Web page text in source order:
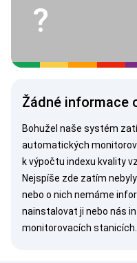
?
Žádné informace
Bohužel naše systém
automatických
k výpočtu indexu kvality
Nejspíše zde zatím
nebo o nich nemáme
nainstalovat ji nebo nás
monitorovacích stanicích.